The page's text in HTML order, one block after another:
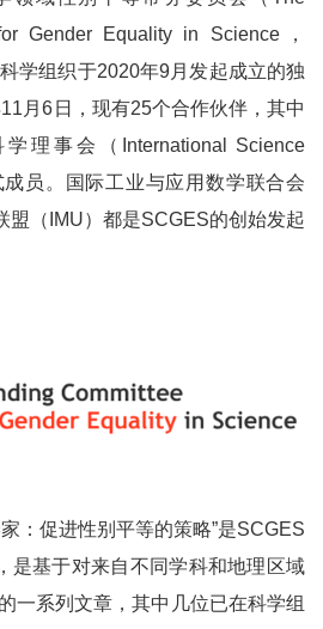
Gender Equality in Science，
学组织于2020年9月发起成立的独
月6日，现有25个合作伙伴，其中
理事会（International Science
员。国际工业与应用数学联合会
盟（IMU）都是SCGES的创始发起
：促进性别平等的策略”是SCGES
是基于对来自不同学科和地理区域
一系列文章，其中几位已在科学组